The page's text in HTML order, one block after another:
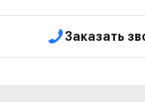
Заказать